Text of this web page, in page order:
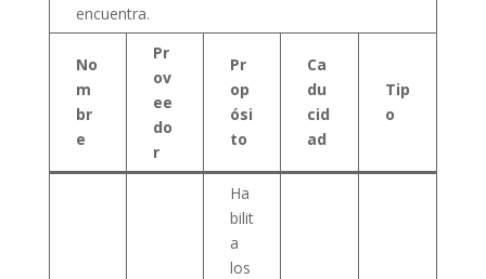
encuentra.
No
m
br
e
Pr
ov
ee
do
r
Pr
op
ósi
to
Ca
du
cid
ad
Tip
o
Ha
bilit
a
los